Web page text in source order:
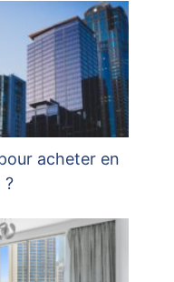
acheter en
?